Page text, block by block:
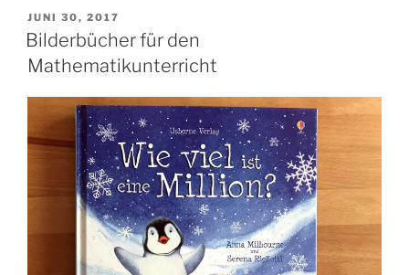
VERÖFFENTLICHT
AM
JUNI 30, 2017
Bilderbücher für den
Mathematikunterricht